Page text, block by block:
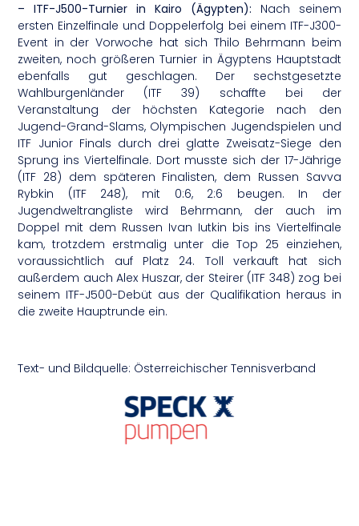
– ITF-J500-Turnier in Kairo (Ägypten): Nach seinem
ersten Einzelfinale und Doppelerfolg bei einem ITF-J300-
Event in der Vorwoche hat sich Thilo Behrmann beim
zweiten, noch größeren Turnier in Ägyptens Hauptstadt
ebenfalls gut geschlagen. Der sechstgesetzte
Wahlburgenländer (ITF 39) schaffte bei der
Veranstaltung der höchsten Kategorie nach den
Jugend-Grand-Slams, Olympischen Jugendspielen und
ITF Junior Finals durch drei glatte Zweisatz-Siege den
Sprung ins Viertelfinale. Dort musste sich der 17-Jährige
(ITF 28) dem späteren Finalisten, dem Russen Savva
Rybkin (ITF 248), mit 0:6, 2:6 beugen. In der
Jugendweltrangliste wird Behrmann, der auch im
Doppel mit dem Russen Ivan Iutkin bis ins Viertelfinale
kam, trotzdem erstmalig unter die Top 25 einziehen,
voraussichtlich auf Platz 24. Toll verkauft hat sich
außerdem auch Alex Huszar, der Steirer (ITF 348) zog bei
seinem ITF-J500-Debüt aus der Qualifikation heraus in
die zweite Hauptrunde ein.
Text- und Bildquelle: Österreichischer Tennisverband